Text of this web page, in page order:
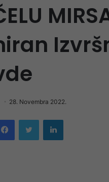
28. Novembra 2022.
FacebookTwitter LinkedIn